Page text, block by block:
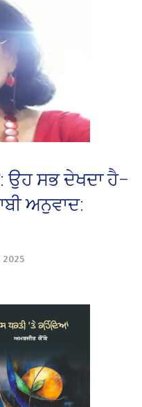
ਉਹ ਸਭ ਦੇਖਦਾ ਹੈ–
ਅਨੁਵਾਦ:
2025